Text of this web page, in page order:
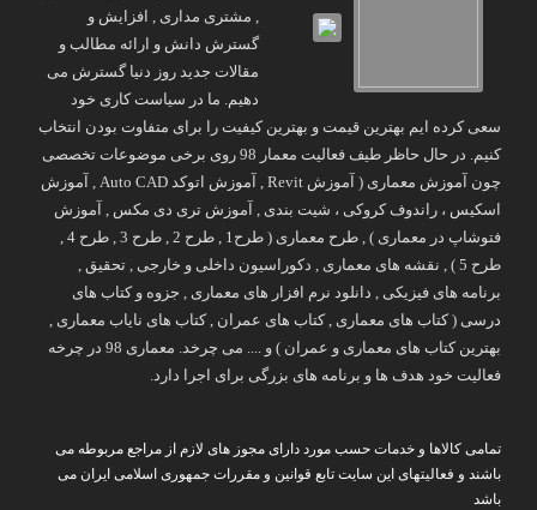
, مشتری مداری , افزایش و
گسترش دانش و ارائه مطالب و
مقالات جدید روز دنیا گسترش می
دهیم. ما در سیاست کاری خود
سعی کرده ایم بهترین قیمت و بهترین کیفیت را برای متفاوت بودن انتخاب
کنیم. در حال حاظر طیف فعالیت معمار 98 روی برخی موضوعات تخصصی
چون آموزش معماری ( آموزش Revit , آموزش اتوکد Auto CAD , آموزش
اسکیس ، راندوف کروکی ، شیت بندی , آموزش تری دی مکس , آموزش
فتوشاپ در معماری ) , طرح معماری ( طرح1 , طرح 2 , طرح 3 , طرح 4 ,
طرح 5 ) , نقشه های معماری , دکوراسیون داخلی و خارجی , تحقیق ,
برنامه های فیزیکی , دانلود نرم افزار های معماری , جزوه و کتاب های
درسی ( کتاب های معماری , کتاب های عمران , کتاب های نایاب معماری ,
بهترین کتاب های معماری و عمران ) و .... می چرخد. معماری 98 در چرخه
فعالیت خود هدف ها و برنامه های بزرگی برای اجرا دارد.
تمامی کالاها و خدمات حسب مورد دارای مجوز های لازم از مراجع مربوطه می
باشند و فعالیتهای این سایت تابع قوانین و مقررات جمهوری اسلامی ایران می
باشد